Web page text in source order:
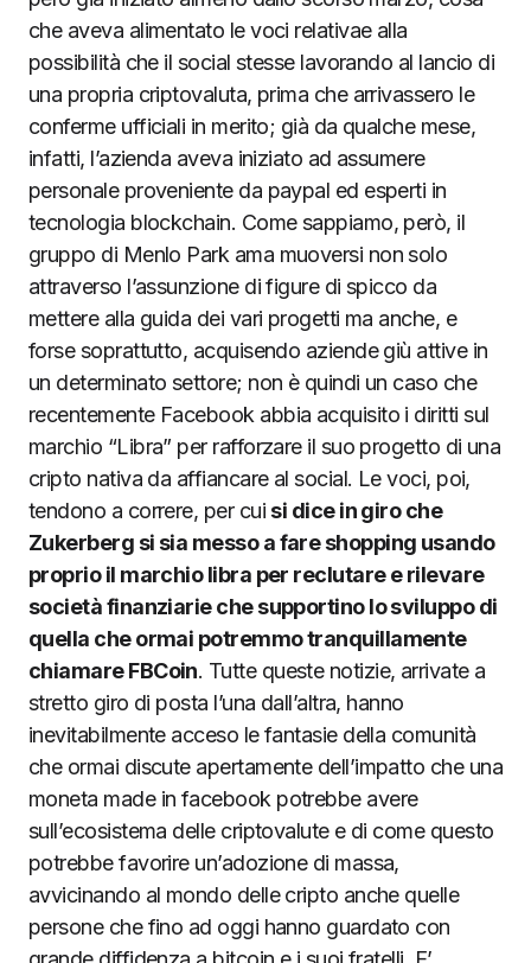
che aveva alimentato le voci relativae alla
possibilità che il social stesse lavorando al lancio di
una propria criptovaluta, prima che arrivassero le
conferme ufficiali in merito; già da qualche mese,
infatti, l’azienda aveva iniziato ad assumere
personale proveniente da paypal ed esperti in
tecnologia blockchain. Come sappiamo, però, il
gruppo di Menlo Park ama muoversi non solo
attraverso l’assunzione di figure di spicco da
mettere alla guida dei vari progetti ma anche, e
forse soprattutto, acquisendo aziende giù attive in
un determinato settore; non è quindi un caso che
recentemente Facebook abbia acquisito i diritti sul
marchio “Libra” per rafforzare il suo progetto di una
cripto nativa da affiancare al social. Le voci, poi,
tendono a correre, per cui si dice in giro che
Zukerberg si sia messo a fare shopping usando
proprio il marchio libra per reclutare e rilevare
società finanziarie che supportino lo sviluppo di
quella che ormai potremmo tranquillamente
chiamare FBCoin. Tutte queste notizie, arrivate a
stretto giro di posta l’una dall’altra, hanno
inevitabilmente acceso le fantasie della comunità
che ormai discute apertamente dell’impatto che una
moneta made in facebook potrebbe avere
sull’ecosistema delle criptovalute e di come questo
potrebbe favorire un’adozione di massa,
avvicinando al mondo delle cripto anche quelle
persone che fino ad oggi hanno guardato con